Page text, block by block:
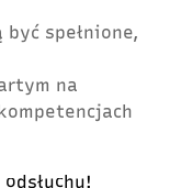
spełnione,
na